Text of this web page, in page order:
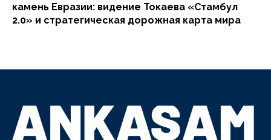
камень Евразии: видение Токаева «Стамбул
2.0» и стратегическая дорожная карта мира